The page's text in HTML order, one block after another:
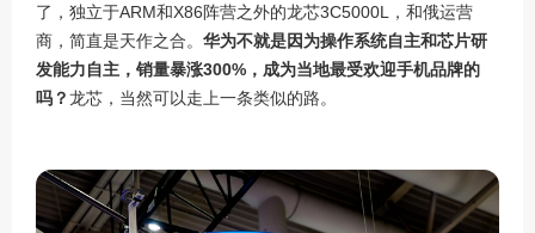
了，独立于ARM和X86阵营之外的龙芯3C5000L
，和俄运营
商，简直是天作之合。 华为不就是因为操作系统自主和芯片研
发能力自主，销量暴涨300% ，成为当地最受欢迎手机品牌的
吗？龙芯，当然可以走上一条类似的路。